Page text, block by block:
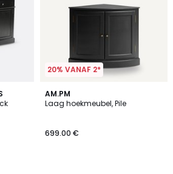
20% VANAF 2*
AM.PM
Laag hoekmeubel, Pile
699.00 €
4.7
/ 5